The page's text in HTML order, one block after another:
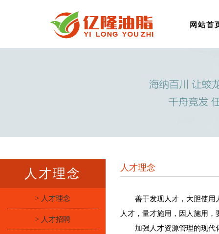
网站首
人才理念
> 人才理念
> 人才招聘
人才理念
善于发现人才，大胆使用
人才，量才施用，因人施用
加强人才资源管理的现